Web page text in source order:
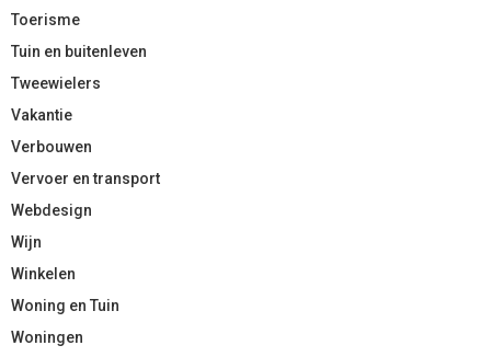
Toerisme
Tuin en buitenleven
Tweewielers
Vakantie
Verbouwen
Vervoer en transport
Webdesign
Wijn
Winkelen
Woning en Tuin
Woningen